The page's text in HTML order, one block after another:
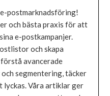
postmarknadsföring!
och bästa praxis för att
e-postkampanjer.
och skapa
avancerade
segmentering, täcker
Våra artiklar ger